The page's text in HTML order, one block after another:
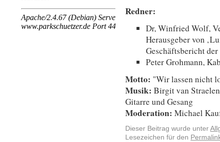
Redner:
Dr, Winfried Wolf,
Herausgeber von
Geschäftsbericht
Peter Grohmann,
Motto: "Wir lassen nicht
Musik: Birgit van
Gitarre und Gesang
Moderation: Michael
Dieser Beitrag wurde unter
Lesezeichen für den